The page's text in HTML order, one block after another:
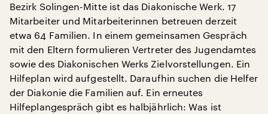
Bezirk Solingen-Mitte ist das Diakonische Werk. 17
Mitarbeiter und Mitarbeiterinnen betreuen derzeit
etwa 64 Familien. In einem gemeinsamen Gespräch
mit den Eltern formulieren Vertreter des Jugendamtes
sowie des Diakonischen Werks Zielvorstellungen. Ein
Hilfeplan wird aufgestellt. Daraufhin suchen die Helfer
der Diakonie die Familien auf. Ein erneutes
Hilfeplangespräch gibt es halbjährlich: Was ist